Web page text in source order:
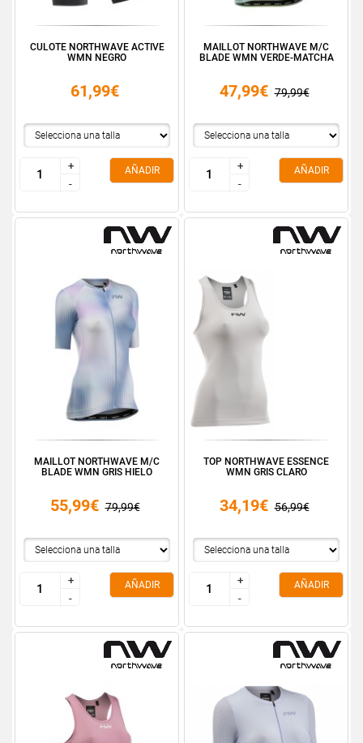
CULOTE NORTHWAVE ACTIVE
WMN NEGRO
61,99€
+
-
+
-
AÑADIR
MAILLOT NORTHWAVE M/C
BLADE WMN VERDE-MATCHA
47,99€ 79,99€
+
-
+
-
AÑADIR
MAILLOT NORTHWAVE M/C
BLADE WMN GRIS HIELO
55,99€ 79,99€
+
-
+
-
AÑADIR
TOP NORTHWAVE ESSENCE
WMN GRIS CLARO
34,19€ 56,99€
+
-
+
-
AÑADIR